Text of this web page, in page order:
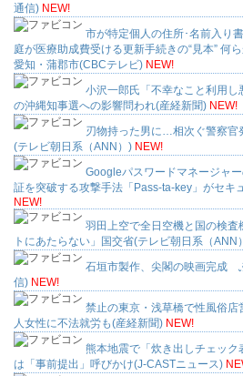
通信) NEW!
市が特定個人の住所･名前入り
庭が医療助成費受ける更新手続きの“見本” 何
愛知・蒲郡市(CBCテレビ) NEW!
小沢一郎氏「不幸なこと利用
の沖縄知事選への影響問われ(産経新聞) NEW!
刃物持った男に…相次ぐ警察
(テレビ朝日系（ANN）) NEW!
Googleパスワードマネージャ
証を突破する攻撃手法「Pass-ta-key」がセキ
NEW!
羽田上空で全日空機と国の検
トにあたらない」国交省(テレビ朝日系（ANN
石垣市製作、尖閣の映画完成
信) NEW!
禁止の東京・浅草橋で性風俗
人女性に不法就労も(産経新聞) NEW!
熊本地震で「炊き出しチェッ
は「事前提出」呼びかけ(J-CASTニュース)